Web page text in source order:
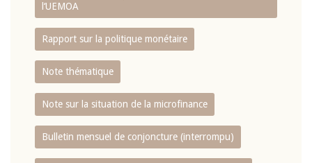
l‘UEMOA
Rapport sur la politique monétaire
Note thématique
Note sur la situation de la microfinance
Bulletin mensuel de conjoncture (interrompu)